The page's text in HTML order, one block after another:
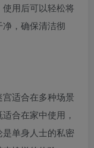
用后可以轻松将
，确保清洁彻
适合在多种场景
合在家中使用，
单身人士的私密